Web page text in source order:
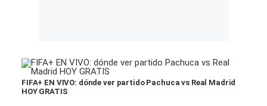
FIFA+ EN VIVO: dónde ver partido Pachuca vs Real Madrid
HOY GRATIS